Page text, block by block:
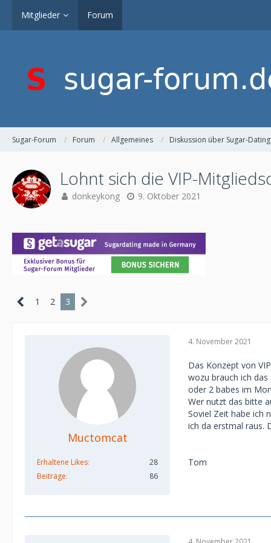
Mitglieder Forum
Sugar-Forum Forum Allgemeines Diskussion über Sugar-Dating
Lohnt sich die VIP-
donkeykong 9. Oktober 2021
1 2 3
Muctomcat
Erhaltene Likes
28
Beiträge
86
4. November 2021
Das Konzept von
wozu brauch ich
oder 2 babes im
Wer nutzt das bitte
Soviel Zeit habe ich
ich da erstmal raus.
Tom